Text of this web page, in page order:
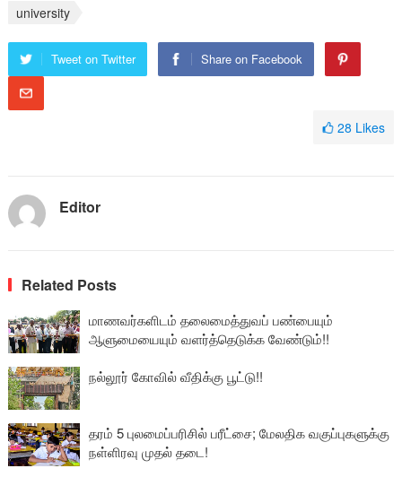
university
Tweet on Twitter Share on Facebook
28 Likes
Editor
Related Posts
மாணவர்களிடம் தலைமைத்துவப் பண்பையும்
ஆளுமையையும் வளர்த்தெடுக்க வேண்டும்!!
நல்லூர் கோவில் வீதிக்கு பூட்டு!!
தரம் 5 புலமைப்பரிசில் பரீட்சை; மேலதிக வகுப்புகளுக்கு
நள்ளிரவு முதல் தடை!